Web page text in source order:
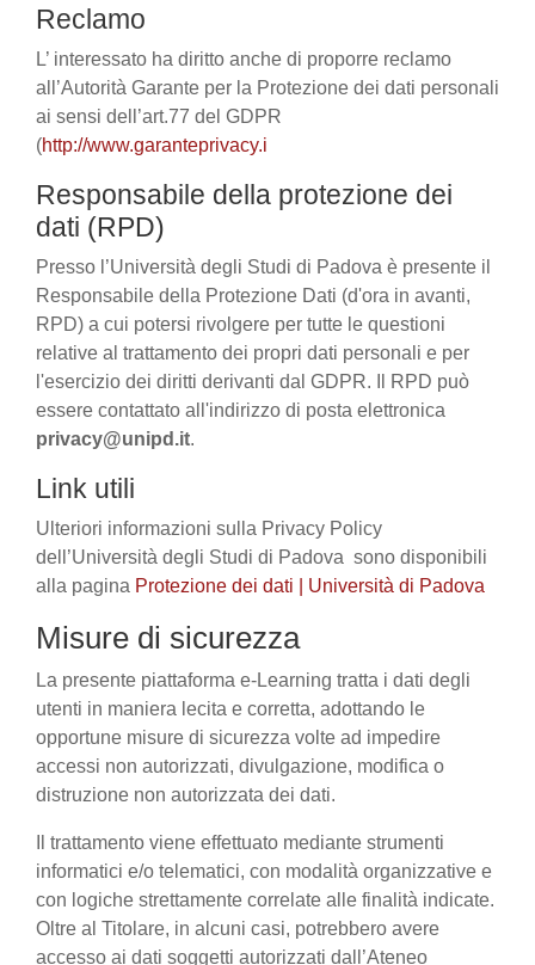
Reclamo
L’ interessato ha diritto anche di proporre reclamo
all’Autorità Garante per la Protezione dei dati personali
ai sensi dell’art.77 del GDPR
(http://www.garanteprivacy.i
Responsabile della protezione dei
dati (RPD)
Presso l’Università degli Studi di Padova è presente il
Responsabile della Protezione Dati (d'ora in avanti,
RPD) a cui potersi rivolgere per tutte le questioni
relative al trattamento dei propri dati personali e per
l'esercizio dei diritti derivanti dal GDPR. Il RPD può
essere contattato all'indirizzo di posta elettronica
privacy@unipd.it.
Link utili
Ulteriori informazioni sulla Privacy Policy
dell’Università degli Studi di Padova sono disponibili
alla pagina Protezione dei dati | Università di Padova
Misure di sicurezza
La presente piattaforma e-Learning tratta i dati degli
utenti in maniera lecita e corretta, adottando le
opportune misure di sicurezza volte ad impedire
accessi non autorizzati, divulgazione, modifica o
distruzione non autorizzata dei dati.
Il trattamento viene effettuato mediante strumenti
informatici e/o telematici, con modalità organizzative e
con logiche strettamente correlate alle finalità indicate.
Oltre al Titolare, in alcuni casi, potrebbero avere
accesso ai dati soggetti autorizzati dall’Ateneo